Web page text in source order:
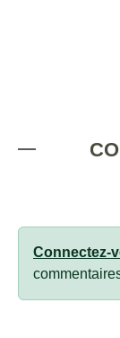
Connectez-